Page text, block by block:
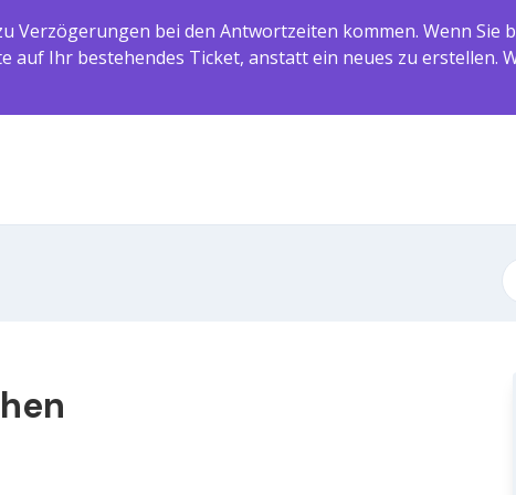
bei den Antwortzeiten kommen. Wenn Sie
Ihr bestehendes Ticket, anstatt ein neues zu erstellen.